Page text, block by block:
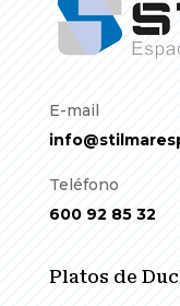
E-mail
Teléfono
600 92 85 32
Platos de